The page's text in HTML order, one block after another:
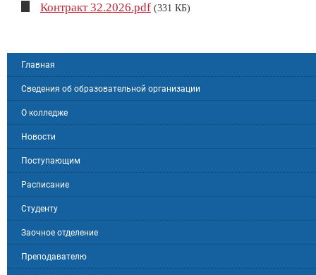
Контракт 32.2026.pdf (331 КБ)
Главная
Сведения об образовательной организации
О колледже
Новости
Поступающим
Расписание
Студенту
Заочное отделение
Преподавателю